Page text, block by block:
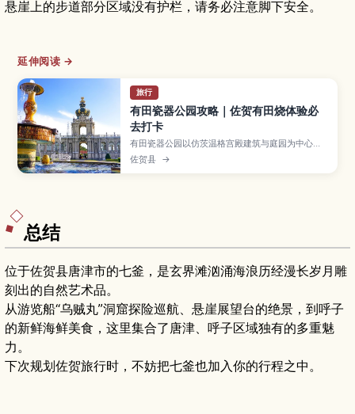
悬崖上的步道部分区域没有护栏，请务必注意脚下安全。
延伸阅读 →
旅行
有田瓷器公园攻略｜佐贺有田烧体验必
去打卡
有田瓷器公园以仿茨温格宫殿建筑与庭园为中心，
可体验有田烧、购物与美食。介绍展馆闭馆信息、
摄影规则与交通要点，新手必去打卡点与游览路线
佐贺县 →
总结
位于佐贺县唐津市的七釜，是玄界滩汹涌海浪历经漫长岁月雕
刻出的自然艺术品。
从游览船“乌贼丸”洞窟探险巡航、悬崖展望台的绝景，到呼子
的新鲜海鲜美食，这里集合了唐津、呼子区域独有的多重魅
力。
下次规划佐贺旅行时，不妨把七釜也加入你的行程之中。